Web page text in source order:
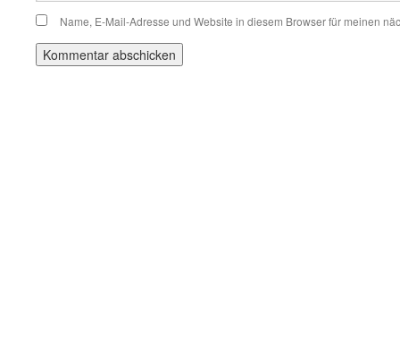
Name, E-Mail-Adresse und Website in diesem Browser für meinen